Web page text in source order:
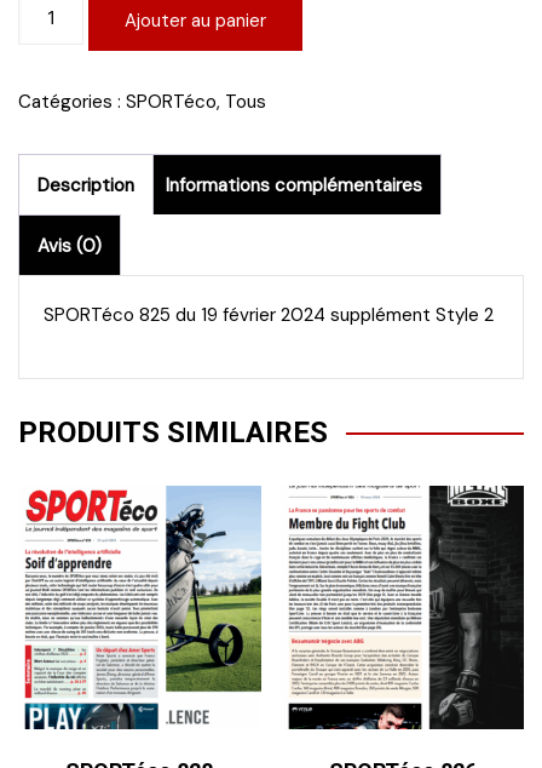
825
Style
Ajouter au panier
Catégories : SPORTéco, Tous
Description Informations complémentaires
Avis (0)
SPORTéco 825 du 19 février 2024 supplément Style 2
PRODUITS SIMILAIRES